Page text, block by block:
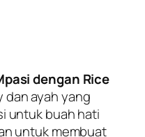
dengan Rice
dan ayah yang
untuk buah hati
untuk membuat